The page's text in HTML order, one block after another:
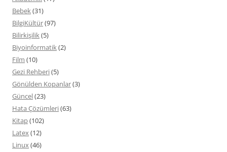
Bebek(31)
BilgiKültür(97)
Bilirkişilik(5)
Biyoinformatik(2)
Film (10)
Gezi Rehberi(5)
Gönülden Kopanlar(3)
Güncel(23)
Hata Çözümleri(63)
Kitap(102)
Latex(12)
Linux(46)